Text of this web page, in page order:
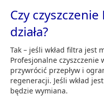
Czy
działa?
Tak – jeśli wkład filtra jest
Profesjonalne
przywrócić przepływ i
regeneracji. Jeśli wkład
będzie wymiana.